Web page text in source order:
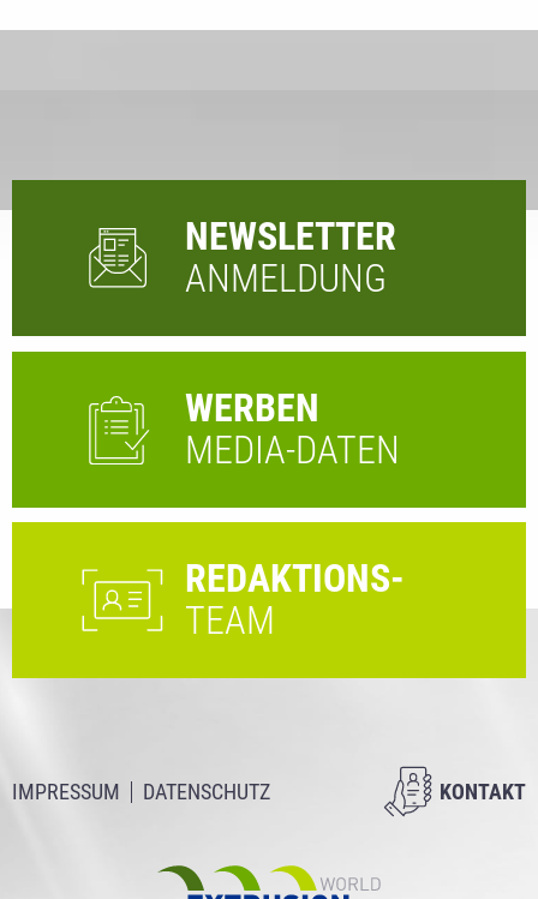
NEWSLETTER
ANMELDUNG
WERBEN
MEDIA-DATEN
REDAKTIONS-
TEAM
IMPRESSUM DATENSCHUTZ KONTAKT